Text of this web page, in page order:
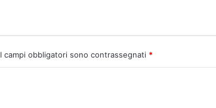
I campi obbligatori sono contrassegnati *